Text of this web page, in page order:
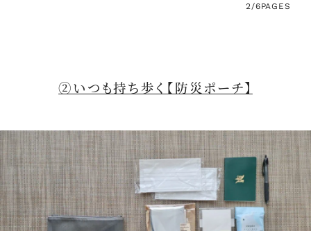
2/6PAGES
②いつも持ち歩く【防災ポーチ】